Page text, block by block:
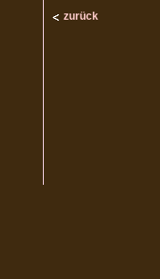
zurück